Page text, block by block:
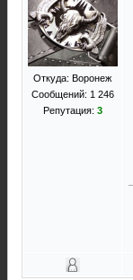
Откуда: Воронеж
Сообщений: 1 246
Репутация: 3